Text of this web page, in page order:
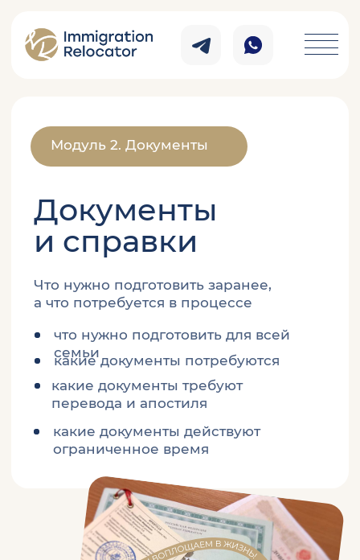
Документы
и справки
Что нужно подготовить заранее,
а что потребуется в процессе
какие документы потребуются
что нужно подготовить для всей
семьи
перевода и апостиля
какие документы действуют